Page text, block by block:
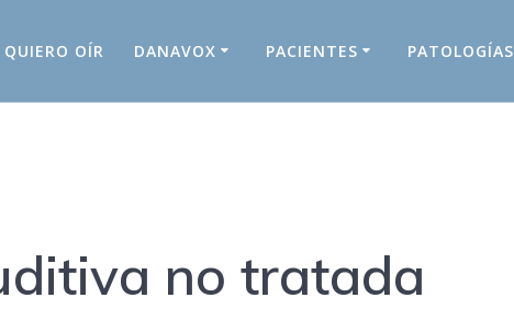
QUIERO OÍR DANAVOX PACIENTES PATOLOGÍAS
no tratada